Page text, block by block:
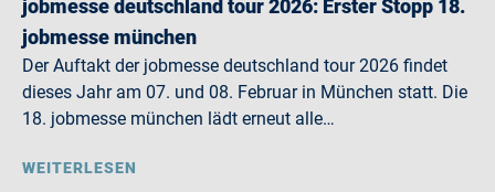
jobmesse deutschland tour 2026: Erster Stopp 18.
jobmesse münchen
Der Auftakt der jobmesse deutschland tour 2026 findet
dieses Jahr am 07. und 08. Februar in München statt. Die
18. jobmesse münchen lädt erneut alle…
WEITERLESEN